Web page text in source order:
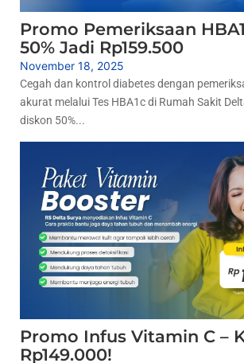
Promo Pemeriksaan
50% Jadi Rp159.500
November 18, 2025
Cegah dan kontrol diabetes dengan
akurat melalui Tes HBA1c di Rumah Sakit
diskon 50%...
Promo Infus Vitamin C –
Rp149.000!